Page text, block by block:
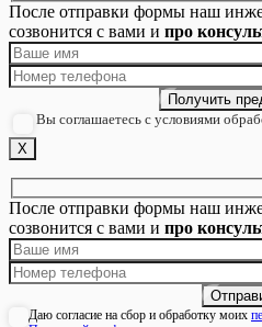
После отправки формы наш
созвонится с вами и про
Вы соглашаетесь с условиями
Х
После отправки формы наш
созвонится с вами и про
Даю согласие на сбор и обработку моих